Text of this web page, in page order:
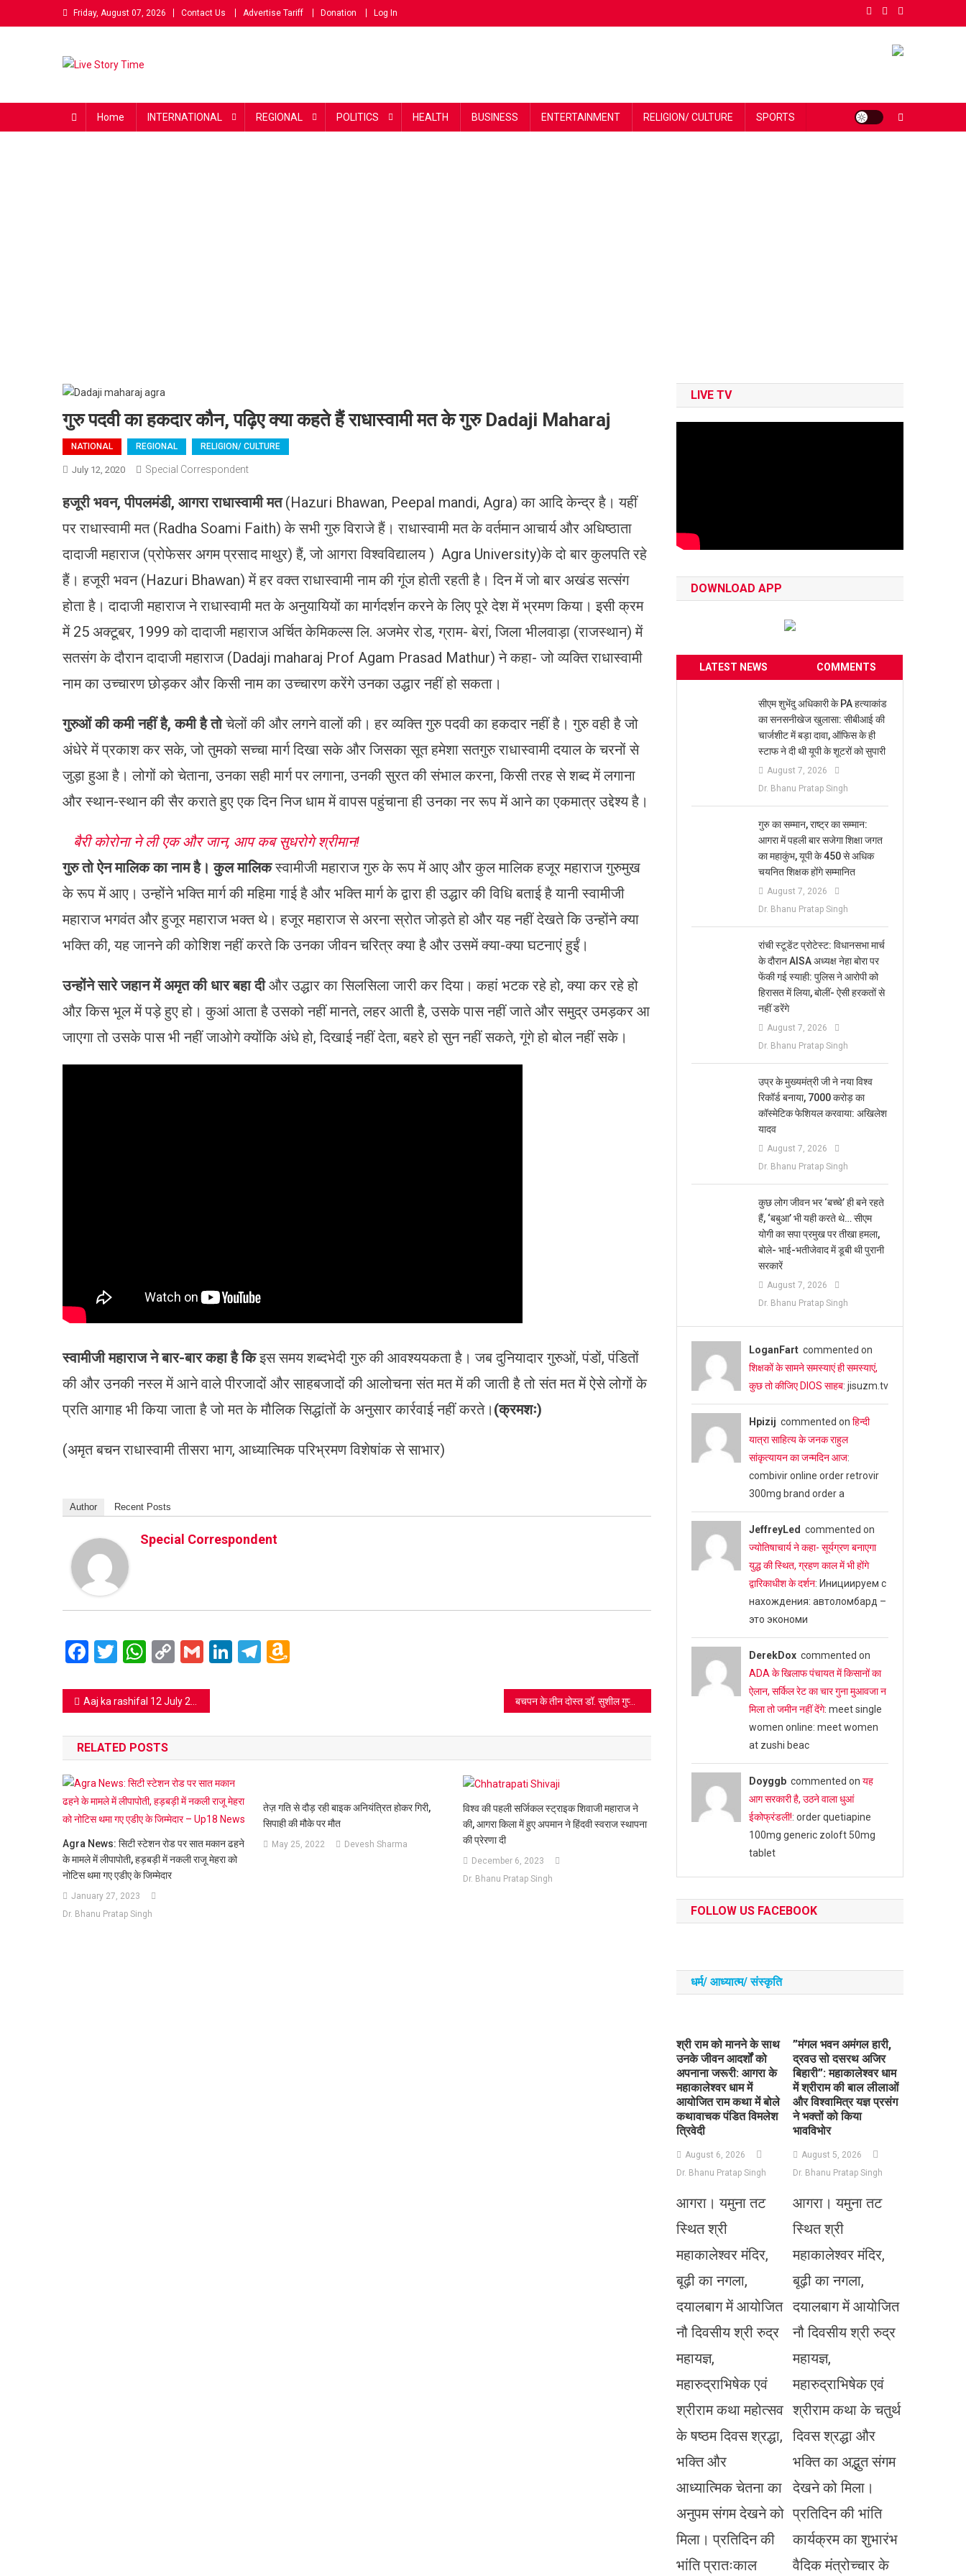
to
Friday, August 07, 2026 Contact Us Advertise Tariff Donation Log In
Home INTERNATIONAL REGIONAL POLITICS HEALTH BUSINESS ENTERTAINMENT RELIGION/ CULTURE SPORTS
गुरु पदवी का हकदार कौन, पढ़िए क्या कहते हैं राधास्वामी मत के गुरु Dadaji Maharaj
NATIONAL REGIONAL RELIGION/ CULTURE
July 12, 2020 Special Correspondent
हजूरी भवन,पीपलमंडी, आगरा राधास्वामी मत(Hazuri Bhawan, Peepal mandi, Agra) का आदि केन्द्र है। यहीं
पर राधास्वामी मत (Radha Soami Faith) के सभी गुरु विराजे हैं। राधास्वामी मत के वर्तमान आचार्य और अधिष्ठाता
दादाजी महाराज (प्रोफेसर अगम प्रसाद माथुर) हैं, जो आगरा विश्वविद्यालय ) Agra University)के दो बार कुलपति रहे
हैं। हजूरी भवन (Hazuri Bhawan) में हर वक्त राधास्वामी नाम की गूंज होती रहती है। दिन में जो बार अखंड सत्संग
होता है। दादाजी महाराज ने राधास्वामी मत के अनुयायियों का मार्गदर्शन करने के लिए पूरे देश में भ्रमण किया। इसी क्रम
में 25 अक्टूबर, 1999 को दादाजी महाराज अर्चित केमिकल्स लि. अजमेर रोड, ग्राम- बेरां, जिला भीलवाड़ा (राजस्थान) में
सतसंग के दौरान दादाजी महाराज (Dadaji maharaj Prof Agam Prasad Mathur) ने कहा- जो व्यक्ति राधास्वामी
नाम का उच्चारण छोड़कर और किसी नाम का उच्चारण करेंगे उनका उद्धार नहीं हो सकता।
गुरुओं की कमी नहीं है, कमी है तोचेलों की और लगने वालों की। हर व्यक्ति गुरु पदवी का हकदार नहीं है। गुरु वही है जो
अंधेरे में प्रकाश कर सके, जो तुमको सच्चा मार्ग दिखा सके और जिसका सूत हमेशा सतगुरु राधास्वामी दयाल के चरनों से
जुड़ा हुआ है। लोगों को चेताना, उनका सही मार्ग पर लगाना, उनकी सुरत की संभाल करना, किसी तरह से शब्द में लगाना
और स्थान-स्थान की सैर कराते हुए एक दिन निज धाम में वापस पहुंचाना ही उनका नर रूप में आने का एकमात्र उद्देश्य है।
बैरी कोरोना ने ली एक और जान, आप कब सुधरोगे श्रीमान!
गुरु तो ऐन मालिक का नाम है। कुल मालिकस्वामीजी महाराज गुरु के रूप में आए और कुल मालिक हजूर महाराज गुरुमुख
के रूप में आए। उन्होंने भक्ति मार्ग की महिमा गाई है और भक्ति मार्ग के द्वारा ही उद्धार की विधि बताई है यानी स्वामीजी
महाराज भगवंत और हुजूर महाराज भक्त थे। हजूर महाराज से अरना स्रोत जोड़ते हो और यह नहीं देखते कि उन्होंने क्या
भक्ति की, यह जानने की कोशिश नहीं करते कि उनका जीवन चरित्र क्या है और उसमें क्या-क्या घटनाएं हुईं।
उन्होंने सारे जहान में अमृत की धार बहा दीऔर उद्धार का सिलसिला जारी कर दिया। कहां भटक रहे हो, क्या कर रहे हो
औऱ किस भूल में पड़े हुए हो। कुआं आता है उसको नहीं मानते, लहर आती है, उसके पास नहीं जाते और समुद्र उमड़कर आ
जाएगा तो उसके पास भी नहीं जाओगे क्योंकि अंधे हो, दिखाई नहीं देता, बहरे हो सुन नहीं सकते, गूंगे हो बोल नहीं सके।
स्वामीजी महाराज ने बार-बार कहा है किइस समय शब्दभेदी गुरु की आवश्ययकता है। जब दुनियादार गुरुओं, पंडों, पंडितों
की और उनकी नस्ल में आने वाले पीरजादों और साहबजादों की आलोचना संत मत में की जाती है तो संत मत में ऐसे लोगों के
प्रति आगाह भी किया जाता है जो मत के मौलिक सिद्धांतों के अनुसार कार्रवाई नहीं करते। (क्रमशः)
(अमृत बचन राधास्वामी तीसरा भाग, आध्यात्मिक परिभ्रमण विशेषांक से साभार)
Author Recent Posts
Special Correspondent
Facebook
Twitter
WhatsApp
CopyGmailLinkedIn
Telegram
Post
navigation
Aaj ka rashifal 12 July 2020: इस राशि वाले लोगों की बनी रहेगी प्रसन्नता बचपन के तीन दोस्त डॉ. सुशील गुप्ता, श्याम बंसल और नरेश जैन, बन गए Life Saving Men, देखें वीडियो
RELATED POSTS
Agra News: सिटी स्टेशन रोड पर सात मकान ढहने
के मामले में लीपापोती, हड़बड़ी में नकली राजू मेहरा को
नोटिस थमा गए एडीए के जिम्मेदार
January 27, 2023
Dr. Bhanu Pratap Singh
तेज़ गति से दौड़ रही बाइक अनियंत्रित होकर गिरी,
सिपाही की मौके पर मौत
May 25, 2022 Devesh Sharma
विश्व की पहली सर्जिकल स्ट्राइक शिवाजी महाराज ने
की, आगरा किला में हुए अपमान ने हिंदवी स्वराज स्थापना
की प्रेरणा दी
December 6, 2023
Dr. Bhanu Pratap Singh
LIVE TV
DOWNLOAD APP
LATEST NEWS COMMENTS
सीएम शुभेंदु अधिकारी के PA हत्याकांड
का सनसनीखेज खुलासा: सीबीआई की
चार्जशीट में बड़ा दावा, ऑफिस के ही
स्टाफ ने दी थी यूपी के शूटरों को सुपारी
August 7, 2026
Dr. Bhanu Pratap Singh
​गुरु का सम्मान, राष्ट्र का सम्मान:
आगरा में पहली बार सजेगा शिक्षा जगत
का महाकुंभ, यूपी के 450 से अधिक
चयनित शिक्षक होंगे सम्मानित
August 7, 2026
Dr. Bhanu Pratap Singh
रांची स्टूडेंट प्रोटेस्ट: विधानसभा मार्च
के दौरान AISA अध्यक्ष नेहा बोरा पर
फेंकी गई स्याही: पुलिस ने आरोपी को
हिरासत में लिया, बोलीं- ऐसी हरकतों से
नहीं डरेंगे
August 7, 2026
Dr. Bhanu Pratap Singh
उप्र के मुख्यमंत्री जी ने नया विश्व
रिकॉर्ड बनाया, 7000 करोड़ का
कॉस्मेटिक फेशियल करवाया: अखिलेश
यादव
August 7, 2026
Dr. Bhanu Pratap Singh
कुछ लोग जीवन भर ‘बच्चे’ ही बने रहते
हैं, ‘बबुआ’ भी यही करते थे… सीएम
योगी का सपा प्रमुख पर तीखा हमला,
बोले- भाई-भतीजेवाद में डूबी थी पुरानी
सरकारें
August 7, 2026
Dr. Bhanu Pratap Singh
LoganFartcommented on
शिक्षकों के सामने समस्याएं ही समस्याएं,
कुछ तो कीजिए DIOS साहब: jisuzm.tv
Hpizij commented on हिन्दी
यात्रा साहित्य के जनक राहुल
सांकृत्यायन का जन्‍मदिन आज:
combivir online order retrovir
300mg brand order a
JeffreyLed commented on
ज्योतिषाचार्य ने कहा- सूर्यग्रण बनाएगा
युद्ध की स्थित, ग्रहण काल में भी होंगे
द्वारिकाधीश के दर्शन: Инициируем с
нахождения: автоломбард –
это экономи
DerekDoxcommented on
ADA के खिलाफ पंचायत में किसानों का
ऐलान, सर्किल रेट का चार गुना मुआवजा न
मिला तो जमीन नहीं देंगे: meet single
women online: meet women
at zushi beac
Doyggbcommented on यह
आग सरकारी है, उठने वाला धुआं
ईकोफ्रंडली!: order quetiapine
100mg generic zoloft 50mg
tablet
FOLLOW US FACEBOOK
धर्म/ आध्‍यात्‍म/ संस्‍कृति
​श्री राम को मानने के साथ
उनके जीवन आदर्शों को
अपनाना जरूरी: आगरा के
महाकालेश्वर धाम में
आयोजित राम कथा में बोले
कथावाचक पंडित विमलेश
त्रिवेदी
August 6, 2026
Dr. Bhanu Pratap Singh
आगरा। यमुना तट
स्थित श्री
महाकालेश्वर मंदिर,
बूढ़ी का नगला,
दयालबाग में आयोजित
नौ दिवसीय श्री रुद्र
महायज्ञ,
महारुद्राभिषेक एवं
श्रीराम कथा महोत्सव
के षष्ठम दिवस श्रद्धा,
भक्ति और
आध्यात्मिक चेतना का
अनुपम संगम देखने को
मिला। प्रतिदिन की
भांति प्रातःकाल
​”मंगल भवन अमंगल हारी,
द्रवउ सो दसरथ अजिर
बिहारी”: महाकालेश्वर धाम
में श्रीराम की बाल लीलाओं
और विश्वामित्र यज्ञ प्रसंग
ने भक्तों को किया
भावविभोर
August 5, 2026
Dr. Bhanu Pratap Singh
आगरा। यमुना तट
स्थित श्री
महाकालेश्वर मंदिर,
बूढ़ी का नगला,
दयालबाग में आयोजित
नौ दिवसीय श्री रुद्र
महायज्ञ,
महारुद्राभिषेक एवं
श्रीराम कथा के चतुर्थ
दिवस श्रद्धा और
भक्ति का अद्भुत संगम
देखने को मिला।
प्रतिदिन की भांति
कार्यक्रम का शुभारंभ
वैदिक मंत्रोच्चार के